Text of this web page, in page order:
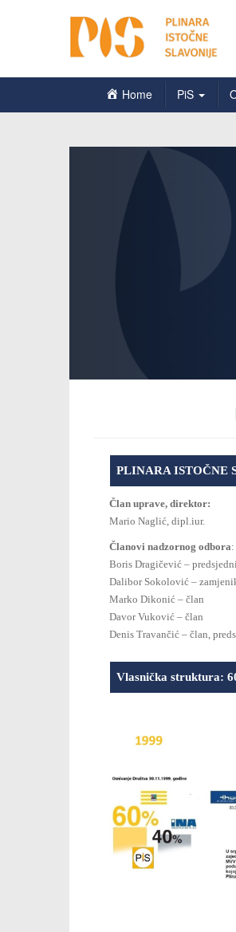
Home PiS
PLINARA ISTOČNE
Član uprave, direktor:
Mario Naglić, dipl.iur.
Članovi nadzornog odbora:
Boris Dragičević –
Dalibor Sokolović –
Marko Dikonić – član
Davor Vuković – član
Denis Travančić – član,
Vlasnička struktura: